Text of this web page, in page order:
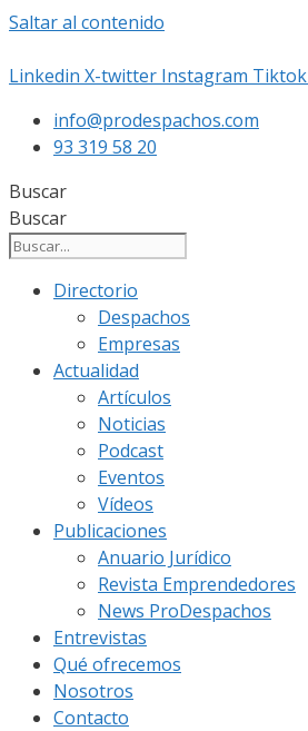
Saltar al contenido
Linkedin X-twitter Instagram Tiktok
info@prodespachos.com
93 319 58 20
Buscar
Buscar
Directorio
Despachos
Empresas
Actualidad
Artículos
Noticias
Podcast
Eventos
Vídeos
Publicaciones
Anuario Jurídico
Revista Emprendedores
News ProDespachos
Entrevistas
Qué ofrecemos
Nosotros
Contacto